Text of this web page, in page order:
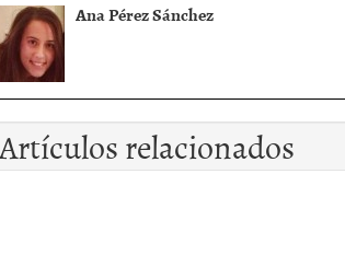
Ana Pérez Sánchez
Artículos relacionados